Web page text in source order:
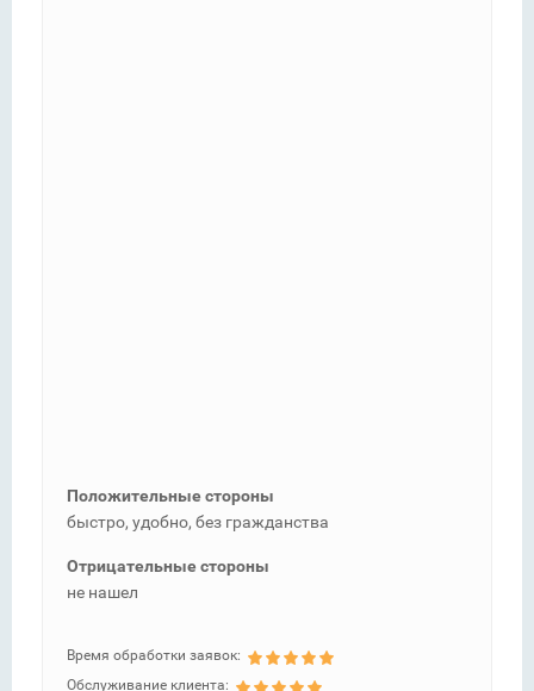
Положительные стороны
быстро, удобно, без гражданства
Отрицательные стороны
не нашел
Время обработки заявок:
Обслуживание клиента: